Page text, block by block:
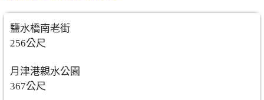
鹽水橋南老街
256公尺
月津港親水公園
367公尺